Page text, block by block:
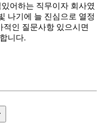
어하는 직무이자 회사였
나기에 늘 진심으로 열정
인 질문사항 있으시면
니다.